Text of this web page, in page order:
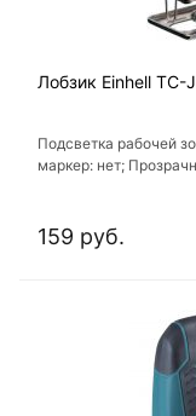
Лобзик Einhell TC-
Подсветка рабочей
маркер: нет;
159 руб.